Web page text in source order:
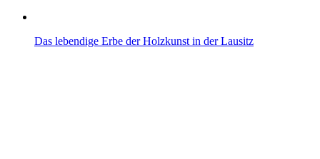
Das lebendige Erbe der Holzkunst in der Lausitz